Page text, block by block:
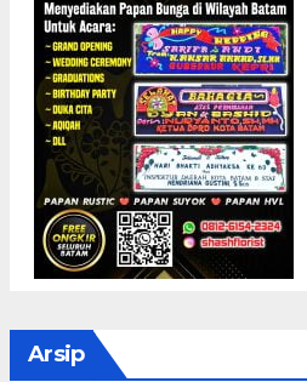
Arsip